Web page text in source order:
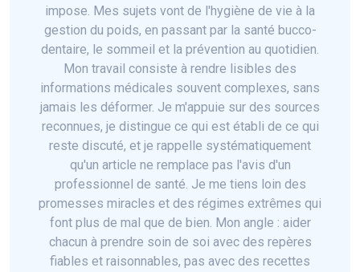
impose. Mes sujets vont de l'hygiène de vie à la
gestion du poids, en passant par la santé bucco-
dentaire, le sommeil et la prévention au quotidien.
Mon travail consiste à rendre lisibles des
informations médicales souvent complexes, sans
jamais les déformer. Je m'appuie sur des sources
reconnues, je distingue ce qui est établi de ce qui
reste discuté, et je rappelle systématiquement
qu'un article ne remplace pas l'avis d'un
professionnel de santé. Je me tiens loin des
promesses miracles et des régimes extrêmes qui
font plus de mal que de bien. Mon angle : aider
chacun à prendre soin de soi avec des repères
fiables et raisonnables, pas avec des recettes